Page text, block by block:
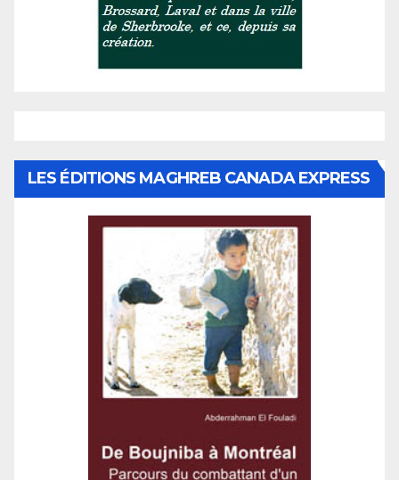
LES ÉDITIONS MAGHREB CANADA EXPRESS